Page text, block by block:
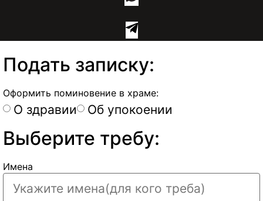
Подать записку:
Оформить поминовение в храме:
О здравии Об упокоении
Выберите требу:
Имена